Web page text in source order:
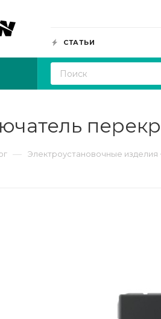
СТАТЬИ
— Электроустановочные изделия